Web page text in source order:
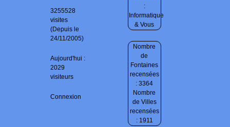
3255528
visites
(Depuis le
24/11/2005)
Aujourd'hui :
2029
visiteurs
Connexion
:
Informatique
& Vous
Nombre
de
Fontaines
recensées
: 3364
Nombre
de Villes
recensées
: 1911